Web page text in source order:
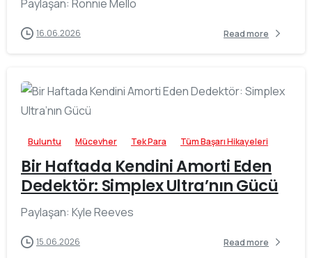
Paylaşan: Ronnie Mello
16.06.2026 Read more
-
Buluntu Mücevher Tek Para Tüm Başarı Hikayeleri
Bir Haftada Kendini Amorti Eden
Dedektör: Simplex Ultra’nın Gücü
Paylaşan: Kyle Reeves
15.06.2026 Read more